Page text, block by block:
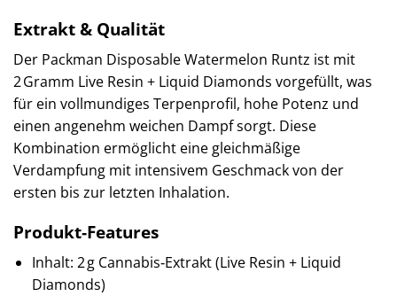
Extrakt & Qualität
Der Packman Disposable Watermelon Runtz ist mit
2 Gramm Live Resin + Liquid Diamonds vorgefüllt, was
für ein vollmundiges Terpenprofil, hohe Potenz und
einen angenehm weichen Dampf sorgt. Diese
Kombination ermöglicht eine gleichmäßige
Verdampfung mit intensivem Geschmack von der
ersten bis zur letzten Inhalation.
Produkt‑Features
Inhalt: 2 g Cannabis‑Extrakt (Live Resin + Liquid
Diamonds)